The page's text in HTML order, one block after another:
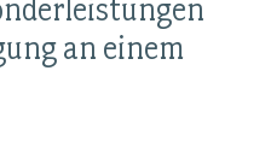
an einem